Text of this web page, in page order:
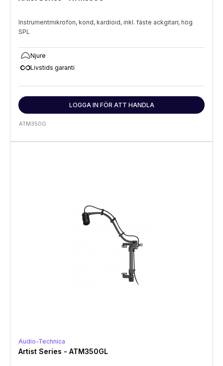
Instrumentmikrofon, kond, kardioid, inkl. fäste ackgitarr, hög
SPL
Njure
all_inclusiveLivstids garanti
LOGGA IN FÖR ATT HANDLA
ATM350G
Audio-Technica
Artist Series - ATM350GL